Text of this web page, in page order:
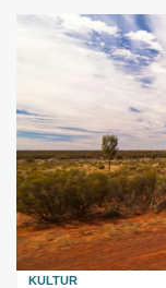
KULTUR